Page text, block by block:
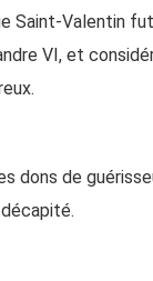
Saint-Valentin
VI, et
dons de